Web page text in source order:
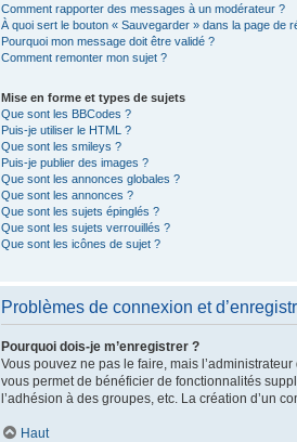
Comment rapporter des messages à un modérateur ?
À quoi sert le bouton « Sauvegarder » dans la page de
Pourquoi mon message doit être validé ?
Comment remonter mon sujet ?
Mise en forme et types de sujets
Que sont les BBCodes ?
Puis-je utiliser le HTML ?
Que sont les smileys ?
Puis-je publier des images ?
Que sont les annonces globales ?
Que sont les annonces ?
Que sont les sujets épinglés ?
Que sont les sujets verrouillés ?
Que sont les icônes de sujet ?
Problèmes de connexion et
Pourquoi dois-je m’enregistrer ?
Vous pouvez ne pas le faire, mais
vous permet de bénéficier de fonctionnalités
l’adhésion à des groupes, etc. La création d’un
Haut